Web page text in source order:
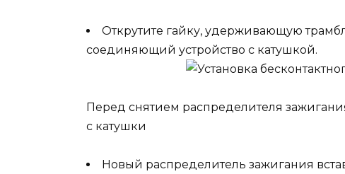
Открутите гайку, удерживающую
соединяющий устройство с катушкой.
Перед снятием распределителя
с катушки
Новый распределитель зажигания